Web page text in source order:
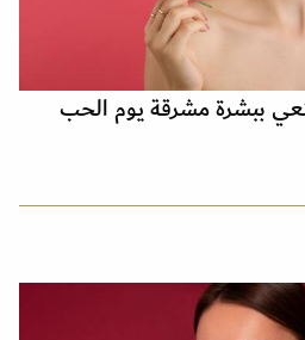
ببشرة مشرقة يوم الحب